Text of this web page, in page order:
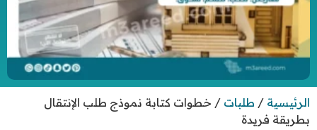
الرئيسية / طلبات / خطوات كتابة نموذج طلب الإنتقال
بطريقة فريدة